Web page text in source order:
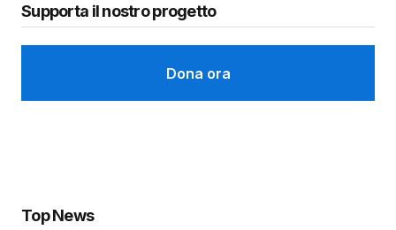
Supporta il nostro progetto
Dona ora
Top News